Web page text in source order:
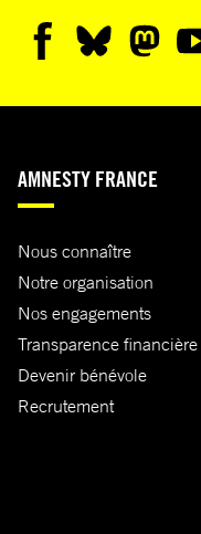
AMNESTY FRANCE
Nous connaître
Notre organisation
Nos engagements
Transparence financière
Devenir bénévole
Recrutement